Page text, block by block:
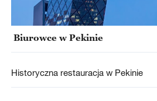
Biurowce w Pekinie
Historyczna restauracja w Pekinie